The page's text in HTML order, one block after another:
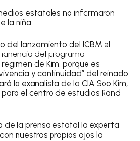
estatales no informaron
la niña.
del lanzamiento del ICBM el
del programa
de Kim, porque es
y continuidad” del reinado
la exanalista de la CIA Soo Kim,
el centro de estudios Rand
de la prensa estatal la experta
nuestros propios ojos la